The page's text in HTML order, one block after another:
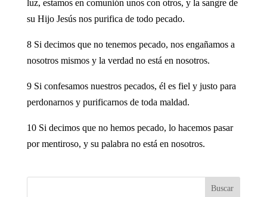
luz, estamos en comunión unos con otros, y la sangre de
su Hijo Jesús nos purifica de todo pecado.
8 Si decimos que no tenemos pecado, nos engañamos a
nosotros mismos y la verdad no está en nosotros.
9 Si confesamos nuestros pecados, él es fiel y justo para
perdonarnos y purificarnos de toda maldad.
10 Si decimos que no hemos pecado, lo hacemos pasar
por mentiroso, y su palabra no está en nosotros.
Buscar